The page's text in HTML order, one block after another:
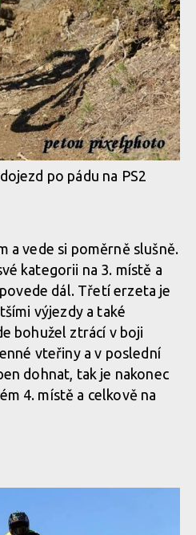
po pádu na PS2
a vede si poměrně slušně.
kategorii na 3. místě a
dál. Třetí erzeta je
výjezdy a také
bohužel ztrácí v boji
vteřiny a v poslední
dohnat, tak je nakonec
4. místě a celkově na